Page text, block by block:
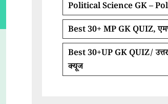
Political Science GK –
Best 30+ MP GK QUIZ,
Best 30+UP GK QUIZ/ उत्तर
क्यूज